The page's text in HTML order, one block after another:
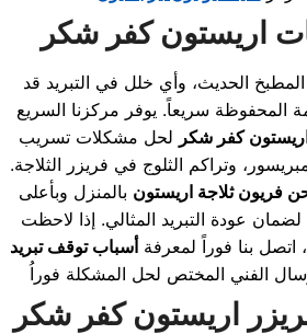
اريستون كفر شكر
الحديث، وأي خلل في التبريد قد
المحفوظة سريعاً. يوفر مركزنا السريع
كفر شكر لحل مشكلات تسريب
وتراكم الثلوج في فريزر الثلاجة.
فريون ثلاجة اريستون بالمنزل وبأعلى
لضمان عودة التبريد المثالي. إذا لاحظت
بنا فوراً لمعرفة أسباب توقف تبريد
اريستون كفر شكر